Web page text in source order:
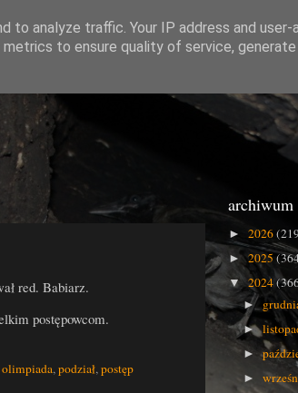
red. Babiarz.
postępowcom.
olimpiada,podział,postęp
archiwum
► 2026
►2025
▼ 2024
►
►
►
►
to analyze traffic. Your IP address and user-
to ensure quality of service, generate